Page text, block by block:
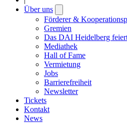
Über uns
submenu
Förderer &
Gremien
Das DAI Heidelberg
Mediathek
Hall of Fame
Vermietung
Jobs
Barrierefreiheit
Newsletter
Tickets
Kontakt
News